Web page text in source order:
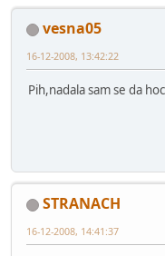
vesna05
16-12-2008, 13:42:22
Pih,nadala sam se da
STRANACH
16-12-2008, 14:41:37